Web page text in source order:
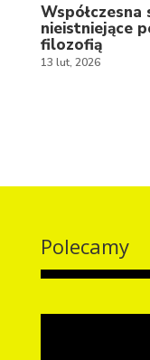
nieistniejące
filozofią
13 lut, 2026
Polecamy